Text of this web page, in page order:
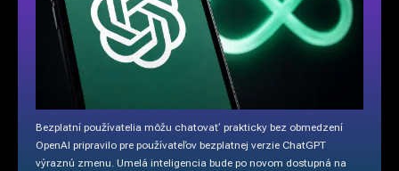
Bezplatní používatelia môžu chatovať prakticky bez obmedzení
OpenAI pripravilo pre používateľov bezplatnej verzie ChatGPT
výraznú zmenu. Umelá inteligencia bude po novom dostupná na